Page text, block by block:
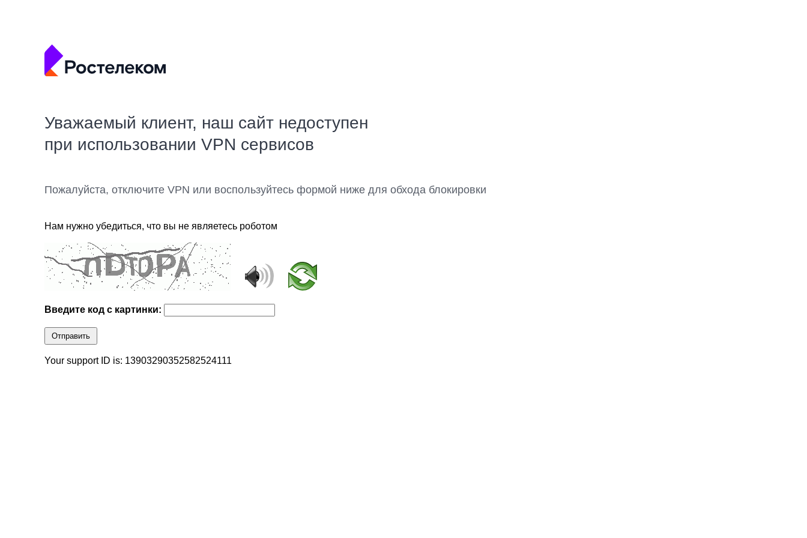
Уважаемый клиент, наш сайт недоступен
при использовании VPN сервисов
Пожалуйста, отключите VPN или воспользуйтесь формой ниже для обхода блокировки
Нам нужно убедиться, что вы не являетесь роботом
Введите код с картинки:
Отправить
Your support ID is: 13903290352582524111